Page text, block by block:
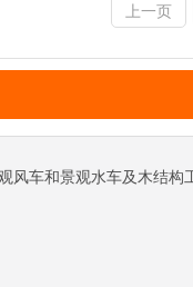
上一页
风车和景观水车及木结构